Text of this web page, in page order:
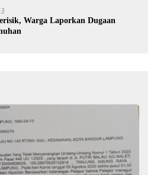
Warga Laporkan Dugaan